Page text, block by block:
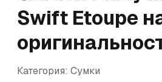
Swift Etoupe
Категория: Сумки